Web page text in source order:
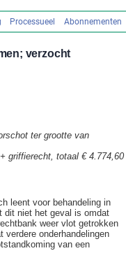
Processueel Abonnementen
verzocht
ter grootte van
griffierecht, totaal € 4.774,60
leent voor behandeling in
dit niet het geval is omdat
weer vlot getrokken
onderhandelingen
van een